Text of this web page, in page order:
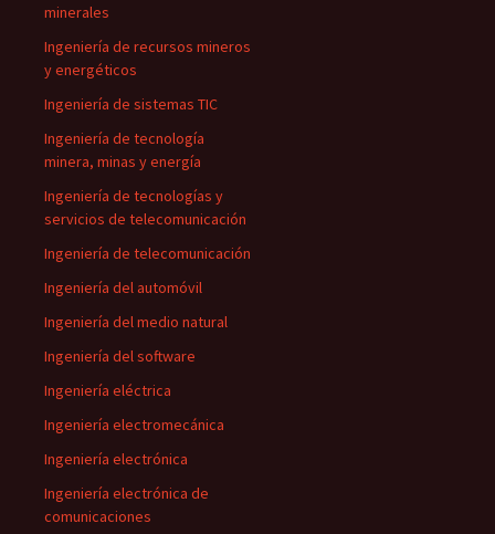
minerales
Ingeniería de recursos mineros
y energéticos
Ingeniería de sistemas TIC
Ingeniería de tecnología
minera, minas y energía
Ingeniería de tecnologías y
servicios de telecomunicación
Ingeniería de telecomunicación
Ingeniería del automóvil
Ingeniería del medio natural
Ingeniería del software
Ingeniería eléctrica
Ingeniería electromecánica
Ingeniería electrónica
Ingeniería electrónica de
comunicaciones